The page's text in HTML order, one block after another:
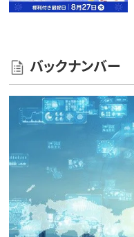
バックナンバー